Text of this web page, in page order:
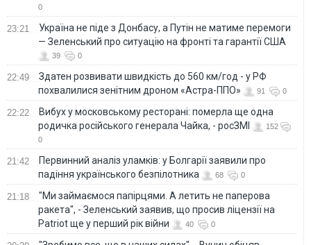
0
23:21
Україна не піде з Донбасу, а Путін не матиме перемоги
— Зеленський про ситуацію на фронті та гарантії США
39 0
22:49
Здатен розвивати швидкість до 560 км/год - у РФ
похвалилися зенітним дроном «Астра-ППО»
91 0
22:22
Вибух у московському ресторані: померла ще одна
родичка російського генерала Чайка, - росЗМІ
152
0
21:42
Первинний аналіз уламків: у Болгарії заявили про
падіння українського безпілотника
68 0
21:18
"Ми займаємося папірцями. А летить не паперова
ракета", - Зеленський заявив, що просив ліцензії на
Patriot ще у перший рік війни
40 0